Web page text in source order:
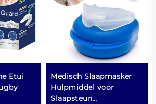
Etui
Medisch Slaapmasker
Hulpmiddel voor
Slaapsteun